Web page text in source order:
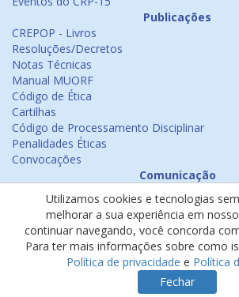
Publicações
CREPOP - Livros
Resoluções/Decretos
Notas Técnicas
Manual MUORF
Código de Ética
Cartilhas
Código de Processamento Disciplinar
Penalidades Éticas
Convocações
Comunicação
Emissão de Certificados
Psicologia na Mídia
Ouvidoria
Política de cookies
Política de privacidade
Utilizamos cookies e tecnologias
melhorar a sua experiência em
continuar navegando, você concorda
Para ter mais informações sobre como
Política de privacidade e Política
Fechar